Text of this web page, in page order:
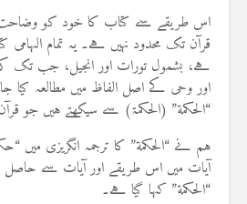
اس طریقے سے کتاب کا خود کو
قرآن تک محدود نہیں ہے۔ یہ تمام
ہے، بشمول تورات اور انجیل، جب تک
اور وحی کے اصل الفاظ میں مطالعہ کیا
“الحکمة” (الحکمۃ) سے سیکھتے ہیں جو
ہم نے “الحکمة” کا ترجمہ انگریزی میں
آیات میں اس طریقے اور آیات سے
“الحکمة” کہا گیا ہے۔